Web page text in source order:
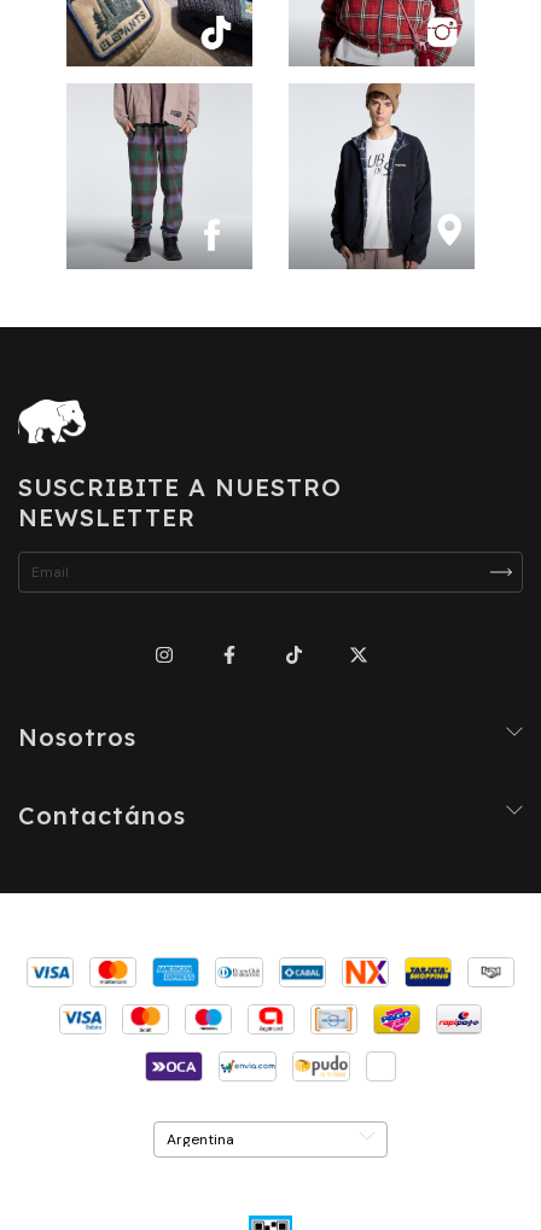
SUSCRIBITE A NUESTRO
NEWSLETTER
Nosotros
Contactános